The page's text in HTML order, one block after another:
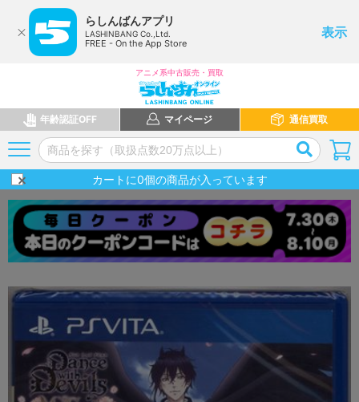
らしんばんアプリ
LASHINBANG Co.,Ltd.
FREE - On the App Store
表示
アニメ系中古販売・買取
年齢認証OFF マイページ 通信買取
カートに0個の商品が入っています